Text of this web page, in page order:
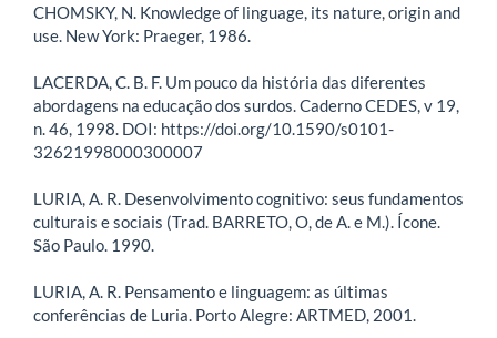
CHOMSKY, N. Knowledge of linguage, its nature, origin and
use. New York: Praeger, 1986.
LACERDA, C. B. F. Um pouco da história das diferentes
abordagens na educação dos surdos. Caderno CEDES, v 19,
n. 46, 1998. DOI: https://doi.org/10.1590/s0101-
32621998000300007
LURIA, A. R. Desenvolvimento cognitivo: seus fundamentos
culturais e sociais (Trad. BARRETO, O, de A. e M.). Ícone.
São Paulo. 1990.
LURIA, A. R. Pensamento e linguagem: as últimas
conferências de Luria. Porto Alegre: ARTMED, 2001.